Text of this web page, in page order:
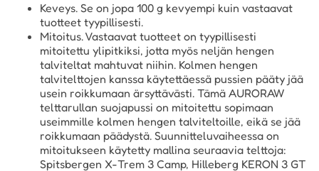
Keveys. Se on jopa 100 g kevyempi kuin vastaavat
tuotteet tyypillisesti.
Mitoitus. Vastaavat tuotteet on tyypillisesti
mitoitettu ylipitkiksi, jotta myös neljän hengen
talviteltat mahtuvat niihin. Kolmen hengen
talvitelttojen kanssa käytettäessä pussien pääty jää
usein roikkumaan ärsyttävästi. Tämä AURORAW
telttarullan suojapussi on mitoitettu sopimaan
useimmille kolmen hengen talviteltoille, eikä se jää
roikkumaan päädystä. Suunnitteluvaiheessa on
mitoitukseen käytetty mallina seuraavia telttoja:
Spitsbergen X-Trem 3 Camp, Hilleberg KERON 3 GT